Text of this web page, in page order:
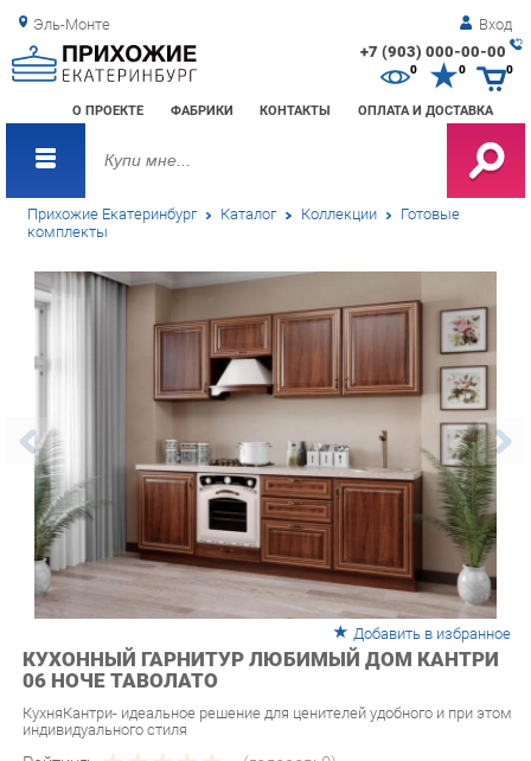
Эль-Монте Вход
+7 (903) 000-00-00
О ПРОЕКТЕ ФАБРИКИ КОНТАКТЫ ОПЛАТА И ДОСТАВКА
0 0
Прихожие Екатеринбург Каталог Коллекции Готовые
комплекты
Добавить в избранное
КУХОННЫЙ ГАРНИТУР ЛЮБИМЫЙ ДОМ КАНТРИ
06 НОЧЕ ТАВОЛАТО
КухняКантри- идеальное решение для ценителей удобного и при этом
Рейтинг: